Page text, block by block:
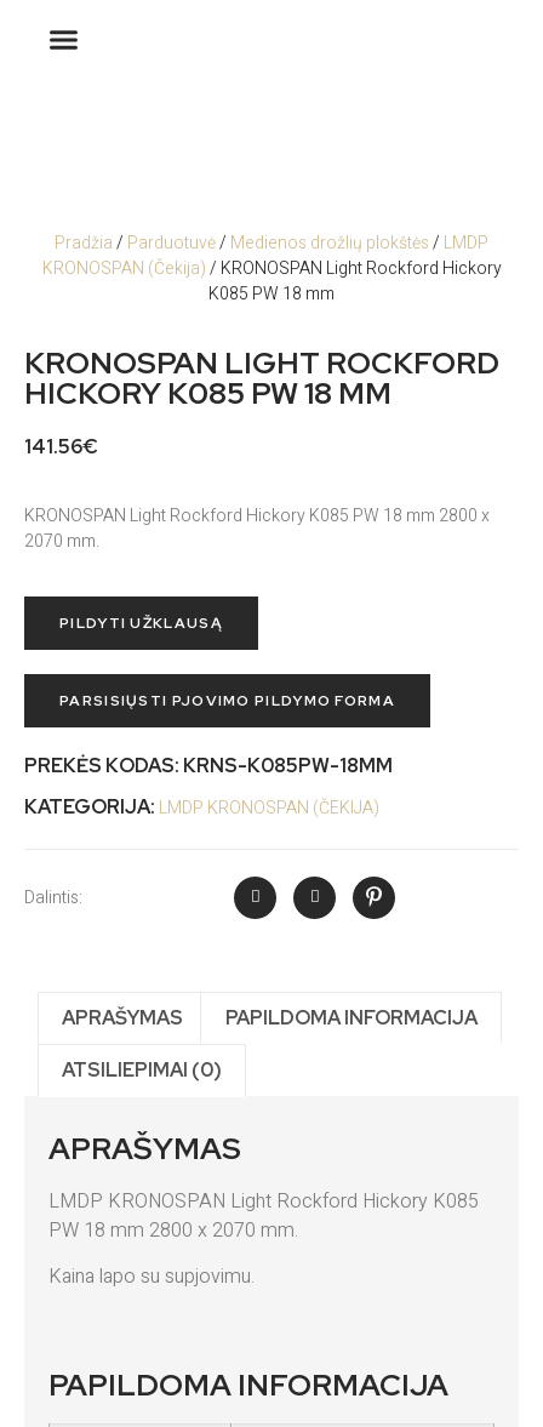
Pradžia/ Parduotuvė/ Medienos drožlių plokštės/ LMDP
KRONOSPAN (Čekija)/ KRONOSPAN Light Rockford Hickory
K085 PW 18 mm
KRONOSPAN LIGHT ROCKFORD
HICKORY K085 PW 18 MM
141.56€
KRONOSPAN Light Rockford Hickory K085 PW 18 mm 2800 x
2070 mm.
PILDYTI UŽKLAUSĄ
PARSISIŲSTI PJOVIMO PILDYMO FORMA
PREKĖS KODAS: KRNS-K085PW-18MM
KATEGORIJA: LMDP KRONOSPAN (ČEKIJA)
Dalintis:
APRAŠYMAS PAPILDOMA INFORMACIJA
ATSILIEPIMAI (0)
APRAŠYMAS
LMDP KRONOSPAN Light Rockford Hickory K085
PW 18 mm 2800 x 2070 mm.
Kaina lapo su supjovimu.
PAPILDOMA INFORMACIJA